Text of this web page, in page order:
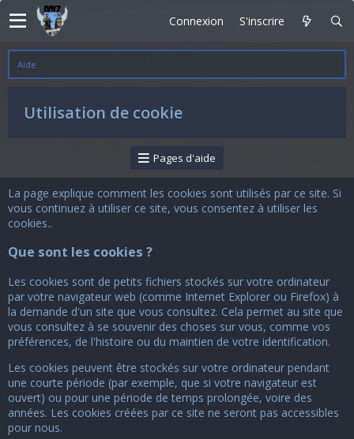
Connexion S'inscrire
Aide
Utilisation de cookie
Pages d'aide
La page explique comment les cookies sont utilisés par ce site. Si
vous continuez à utiliser ce site, vous consentez à utiliser les
cookies..
Que sont les cookies ?
Les cookies sont de petits fichiers stockés sur votre ordinateur
par votre navigateur web (comme Internet Explorer ou Firefox) à
la demande d'un site que vous consultez. Cela permet au site que
vous consultez à se souvenir des choses sur vous, comme vos
préférences, de l'histoire ou du maintien de votre identification.
Les cookies peuvent être stockés sur votre ordinateur pendant
une courte période (par exemple, que si votre navigateur est
ouvert) ou pour une période de temps prolongée, voire des
années. Les cookies créées par ce site ne seront pas accessibles
pour nous.